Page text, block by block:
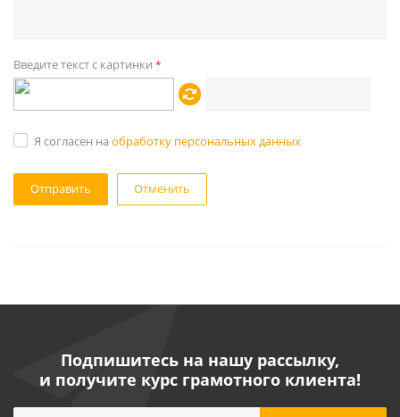
Введите текст с картинки *
Я согласен на обработку персональных данных
Отменить
Подпишитесь на нашу рассылку,
и получите курс грамотного клиента!